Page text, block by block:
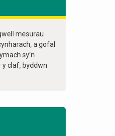
mesurau
a gofal
sy’n
claf, byddwn